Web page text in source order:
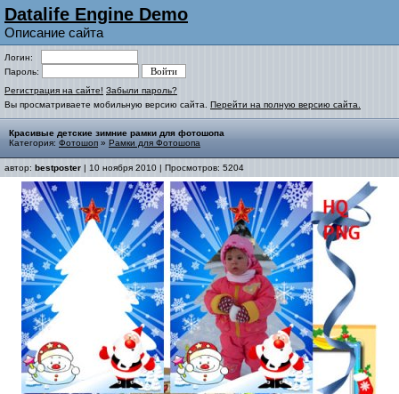
Datalife Engine Demo
Описание сайта
Логин:
Пароль:
Регистрация на сайте! Забыли пароль?
Вы просматриваете мобильную версию сайта. Перейти на полную версию сайта.
Красивые детские зимние рамки для фотошопа
Категория: Фотошоп » Рамки для Фотошопа
автор: bestposter | 10 ноября 2010 | Просмотров: 5204